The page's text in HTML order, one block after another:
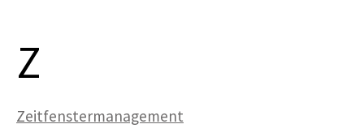
Z
Zeitfenster­management